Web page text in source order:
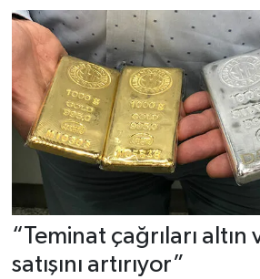
“Teminat çağrıları altın
satışını artırıyor”